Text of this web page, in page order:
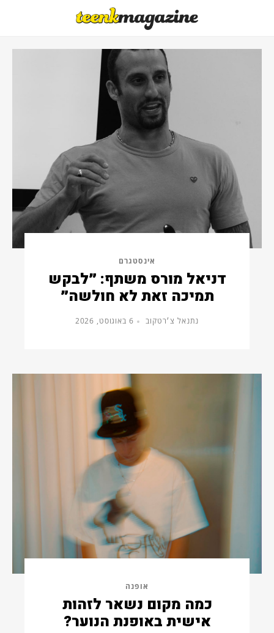
אינסטגרם
דניאל מורס משתף: ״לבקש
תמיכה זאת לא חולשה״
נתנאל צ׳רטקוב 6 באוגוסט, 2026
אופנה
כמה מקום נשאר לזהות
אישית באופנת הנוער?